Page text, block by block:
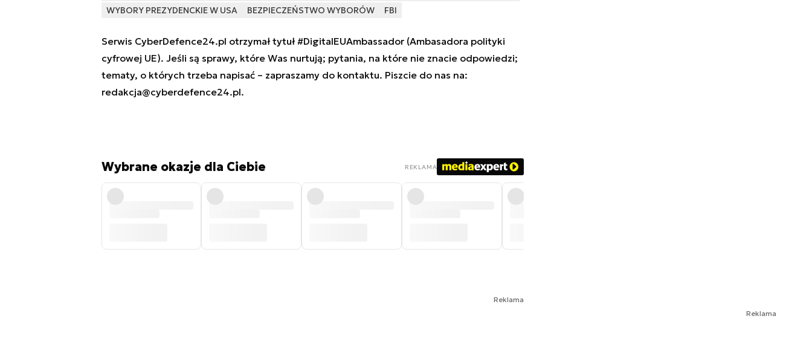
WYBORY PREZYDENCKIE W USA
BEZPIECZEŃSTWO WYBORÓW FBI
Serwis CyberDefence24.pl otrzymał tytuł #DigitalEUAmbassador (Ambasadora polityki
cyfrowej UE). Jeśli są sprawy, które Was nurtują; pytania, na które nie znacie odpowiedzi;
tematy, o których trzeba napisać – zapraszamy do kontaktu. Piszcie do nas na:
redakcja@cyberdefence24.pl.
Wybrane okazje dla Ciebie REKLAMA
Reklama
Reklama